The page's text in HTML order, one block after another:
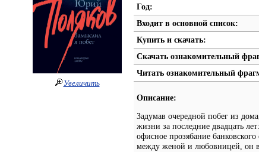
Увеличить
Год:
Входит в основной список:
Купить и скачать:
Скачать ознакомительный
Читать ознакомительный
Описание:
Задумав очередной побег из
жизни за последние двадцать
офисное прозябание
между женой и любовницей, он